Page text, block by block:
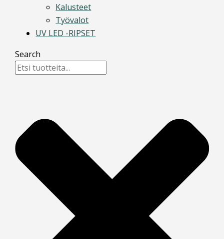
Kalusteet
Työvalot
UV LED -RIPSET
Search